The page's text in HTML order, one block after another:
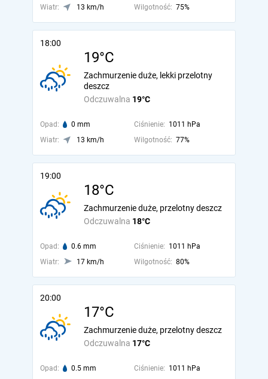
Wiatr:
13 km/h Wilgotność: 75%
18:00
19°C
Odczuwalna 19°C
Zachmurzenie duże, lekki przelotny
deszcz
Opad: 0 mm Ciśnienie: 1011 hPa
Wiatr:
13 km/h Wilgotność: 77%
19:00
18°C
Odczuwalna 18°C
Zachmurzenie duże, przelotny deszcz
Opad: 0.6 mm Ciśnienie: 1011 hPa
Wiatr:
17 km/h Wilgotność: 80%
20:00
17°C
Odczuwalna 17°C
Zachmurzenie duże, przelotny deszcz
Opad: 0.5 mm Ciśnienie: 1011 hPa